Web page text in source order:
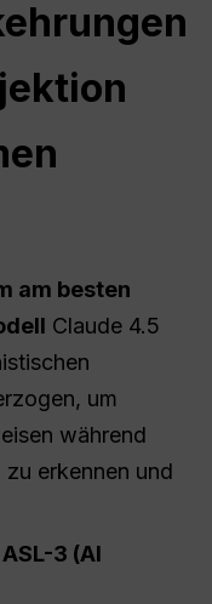
am besten
Claude 4.5
um
während
erkennen und
3 (AI